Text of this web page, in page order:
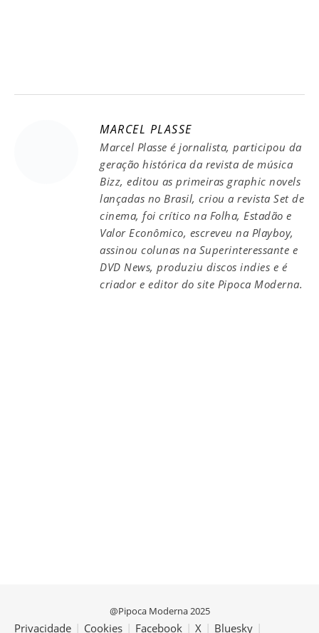
MARCEL PLASSE
Marcel Plasse é jornalista, participou da
geração histórica da revista de música
Bizz, editou as primeiras graphic novels
lançadas no Brasil, criou a revista Set de
cinema, foi crítico na Folha, Estadão e
Valor Econômico, escreveu na Playboy,
assinou colunas na Superinteressante e
DVD News, produziu discos indies e é
criador e editor do site Pipoca Moderna.
@Pipoca Moderna 2025
Privacidade | Cookies | Facebook | X | Bluesky |